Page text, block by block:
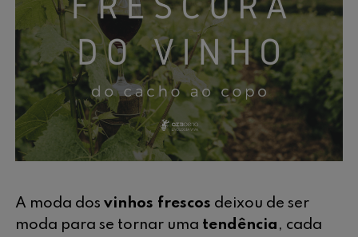
A moda dos vinhos frescos deixou de ser
moda para se tornar uma tendência , cada